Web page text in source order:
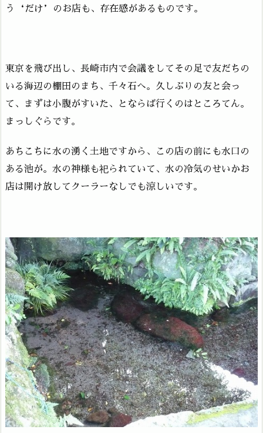
う‘だけ’のお店も、存在感があるものです。
東京を飛び出し、長崎市内で会議をしてその足で友だちの
いる海辺の棚田のまち、千々石へ。久しぶりの友と会っ
て、まずは小腹がすいた、とならば行くのはところてん。
まっしぐらです。
あちこちに水の湧く土地ですから、この店の前にも水口の
ある池が。水の神様も祀られていて、水の冷気のせいかお
店は開け放してクーラーなしでも涼しいです。